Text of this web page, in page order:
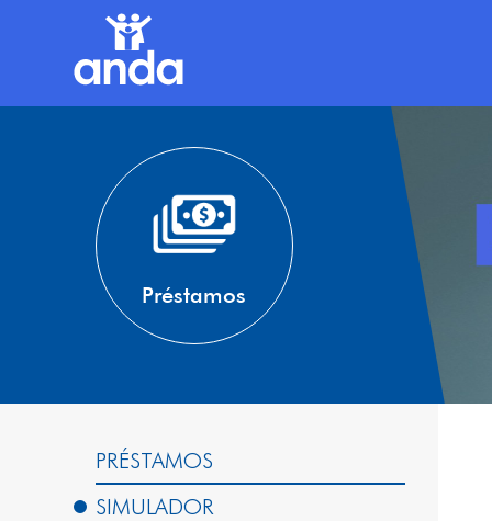
Préstamos
PRÉSTAMOS
SIMULADOR